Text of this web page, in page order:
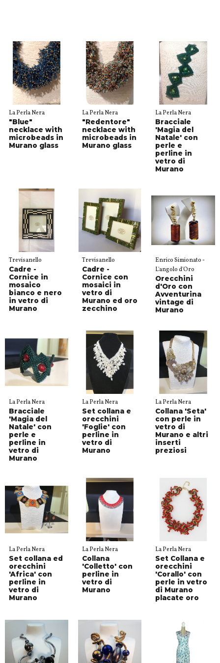
La Perla Nera
"Blue"
necklace with
microbeads in
Murano glass
La Perla Nera
"Redentore"
necklace with
microbeads in
Murano glass
La Perla Nera
Bracciale
'Magia del
Natale' con
perle e
perline in
vetro di
Murano
Trevisanello
Cadre -
Cornice in
mosaico
bianco e nero
in vetro di
Murano
Trevisanello
Cadre -
Cornice con
mosaici in
vetro di
Murano ed oro
zecchino
Enrico Simionato -
L'angolo d'Oro
Orecchini
d'Oro con
Avventurina
vintage di
Murano
La Perla Nera
Bracciale
'Magia del
Natale' con
perle e
perline in
vetro di
Murano
La Perla Nera
Set collana e
orecchini
'Foglie' con
perline in
vetro di
Murano
La Perla Nera
Collana 'Seta'
con perle in
vetro di
Murano e altri
inserti
preziosi
La Perla Nera
Set collana ed
orecchini
'Africa' con
perline in
vetro di
Murano
La Perla Nera
Collana
'Colletto' con
perline in
vetro di
Murano
La Perla Nera
Set Collana e
orecchini
'Corallo' con
perle in vetro
di Murano
placate oro